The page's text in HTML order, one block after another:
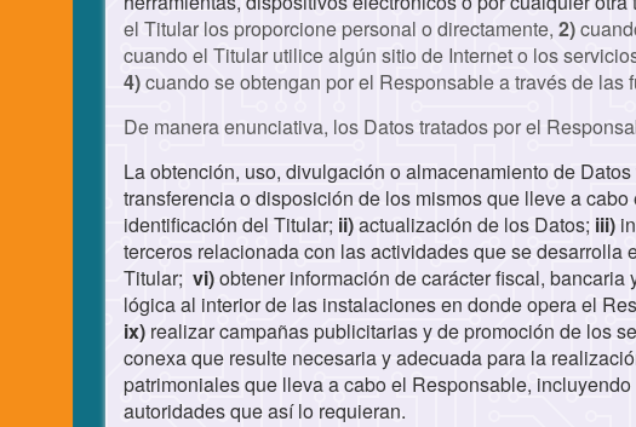
el Titular los proporcione personal o directamente, 2)
cuando el Titular utilice algún sitio de Internet o los
4)cuando se obtengan por el Responsable a través de las
De manera enunciativa, los Datos tratados por el
La obtención, uso, divulgación o almacenamiento de
transferencia o disposición de los mismos que lleve a
identificación del Titular; ii)actualización de los Datos; iii)
terceros relacionada con las actividades que se desarrolla
Titular; vi)obtener información de carácter fiscal, bancaria
lógica al interior de las instalaciones en donde opera el
ix) realizar campañas publicitarias y de promoción de los
conexa que resulte necesaria y adecuada para la
patrimoniales que lleva a cabo el Responsable,
autoridades que así lo requieran.